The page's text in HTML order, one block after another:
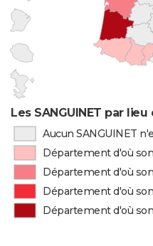
Les SANGUINET par
Aucun SANGUINET
Département d'où
Département d'où
Département d'où
Département d'où